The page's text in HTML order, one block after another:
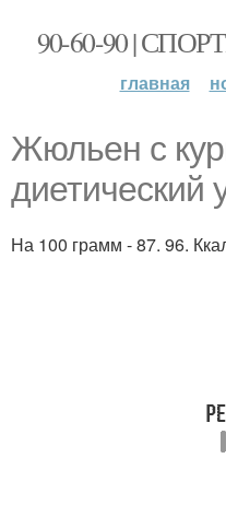
90-60-90 |
главная
Жюльен с
диетический
На 100 грамм - 87. 96.